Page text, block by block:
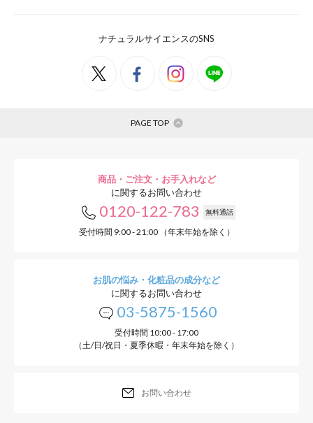
ナチュラルサイエンスのSNS
PAGE TOP
商品・ご注文・お手入れなど
に関するお問い合わせ
0120-122-783 無料通話
受付時間 9:00 - 21:00 （年末年始を除く）
お肌の悩み・化粧品の成分など
に関するお問い合わせ
03-5875-1560
受付時間 10:00 - 17:00
（土/日/祝日・夏季休暇・年末年始を除く）
お問い合わせ